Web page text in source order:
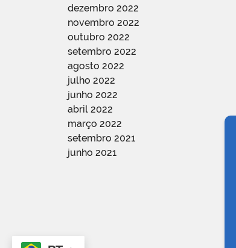
dezembro 2022
novembro 2022
outubro 2022
setembro 2022
agosto 2022
julho 2022
junho 2022
abril 2022
março 2022
setembro 2021
junho 2021